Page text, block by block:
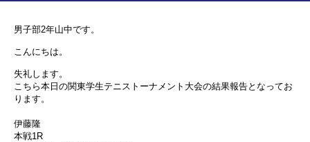
男子部2年山中です。
こんにちは。
失礼します。
こちら本日の関東学生テニストーナメント大会の結果報告となってお
ります。
伊藤隆
本戦1R